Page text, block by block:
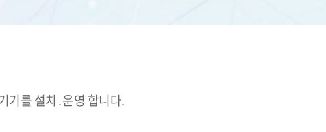
기를 설치․운영 합니다.